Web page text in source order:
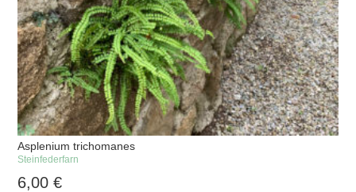
Asplenium trichomanes
Steinfederfarn
6,00€